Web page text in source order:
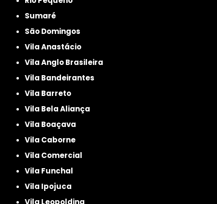
Sumaré
São Domingos
Vila Anastácio
Vila Anglo Brasileira
Vila Bandeirantes
Vila Barreto
Vila Bela Aliança
Vila Boaçava
Vila Caborne
Vila Comercial
Vila Funchal
Vila Ipojuca
Vila Leopoldina